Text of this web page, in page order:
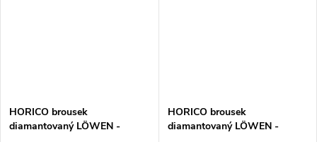
HORICO brousek
diamantovaný LÖWEN -
HORICO brousek
diamantovaný LÖWEN -